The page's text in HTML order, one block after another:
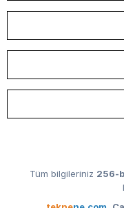
Tüm bilgileriniz 256-